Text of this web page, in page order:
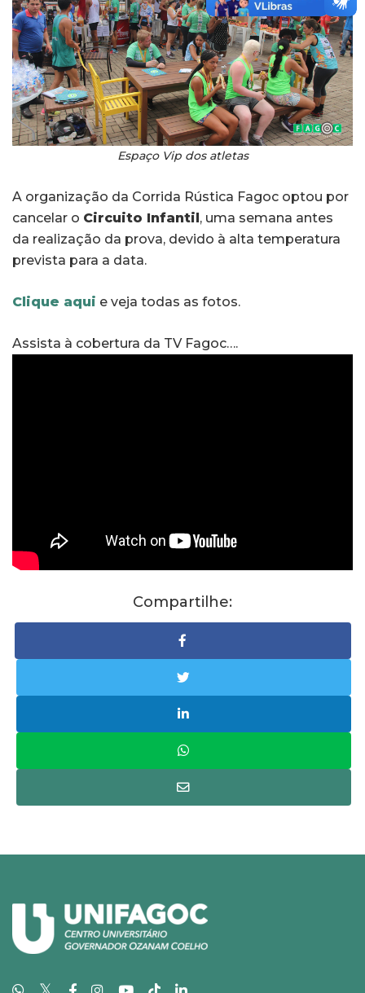
Espaço Vip dos atletas
A organização da Corrida Rústica Fagoc optou por
cancelar o Circuito Infantil , uma semana antes
da realização da prova, devido à alta temperatura
prevista para a data.
Clique aqui e veja todas as fotos.
Assista à cobertura da TV Fagoc….
Compartilhe: